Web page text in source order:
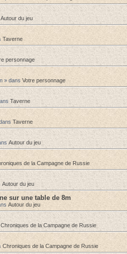
Autour du jeu
Taverne
personnage
» dans Votre personnage
Taverne
Taverne
Autour du jeu
de la Campagne de Russie
Autour du jeu
sur une table de 8m
Autour du jeu
Chroniques de la Campagne de Russie
Chroniques de la Campagne de Russie